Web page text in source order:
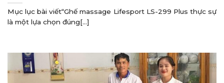
Mục lục bài viết“Ghế massage Lifesport LS-299 Plus thực sự
là một lựa chọn đúng[...]